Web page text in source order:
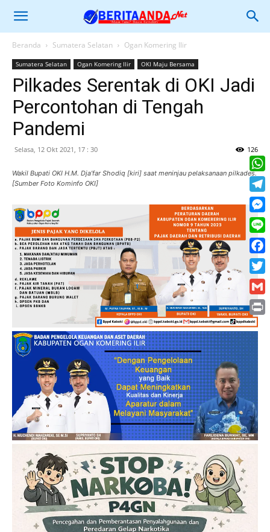
Beranda Sumatera Selatan Ogan Komering Ilir
Sumatera Selatan Ogan Komering Ilir OKI Maju Bersama
Pilkades Serentak di OKI Jadi
Percontohan di Tengah
Pandemi
Selasa, 12 Okt 2021, 17 : 30 126
Wakil Bupati OKI H.M. Dja’far Shodiq [kiri] saat meninjau pelaksanaan pilkades.
[Sumber Foto Kominfo OKI]
Line
Print